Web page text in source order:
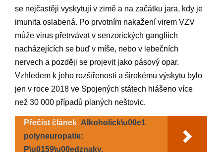
se nejčastěji vyskytují v zimě a na začátku jara, kdy je
imunita oslabená. Po prvotním nakažení virem VZV
může virus přetrvávat v senzorických gangliích
nacházejících se buď v míše, nebo v lebečních
nervech a později se projevit jako pásový opar.
Vzhledem k jeho rozšířenosti a širokému výskytu bylo
jen v roce 2018 ve Spojených státech hlášeno více
než 30 000 případů planých neštovic.
Přečíst článek Alkoholick\u00e1
polyneuropatie:
P\u0159\u00edznaky,